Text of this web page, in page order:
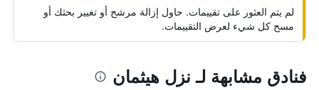
لم يتم العثور على تقييمات. حاول إزالة مرشح أو تغيير بحثك أو
مسح كل شيء لعرض التقييمات.
فنادق مشابهة لـ نزل هيثمان